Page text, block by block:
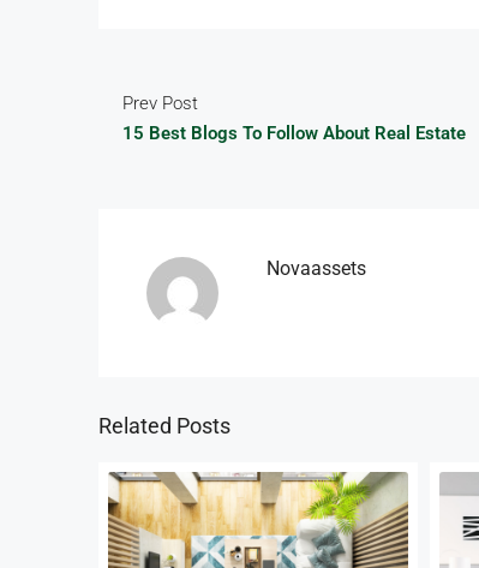
Prev Post
15 Best Blogs To Follow About Real Estate
Novaassets
Related Posts